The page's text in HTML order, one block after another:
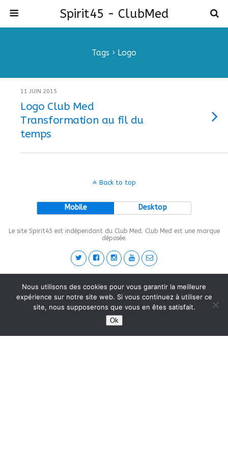
Spirit45 - ClubMed
Tags › Logo
11 JUIN 2015
Logo Club Med
Transformation au fil du
temps
Back to top
Mobile Desktop
Le site Spirit45 est indépendant du Club Med. Club Med est une marque
déposée.
This site is protected by wp-copyrightpro.com
Nous utilisons des cookies pour vous garantir la meilleure
expérience sur notre site web. Si vous continuez à utiliser ce
site, nous supposerons que vous en êtes satisfait.
Ok